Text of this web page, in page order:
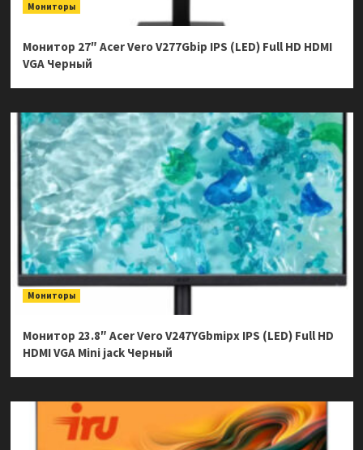
Мониторы
Монитор 27″ Acer Vero V277Gbip IPS (LED) Full HD HDMI
VGA Черный
Мониторы
Монитор 23.8″ Acer Vero V247YGbmipx IPS (LED) Full HD
HDMI VGA Mini jack Черный